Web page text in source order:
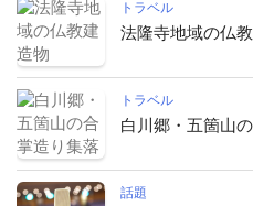
トラベル
法隆寺地域の仏
トラベル
白川郷・五箇山
話題